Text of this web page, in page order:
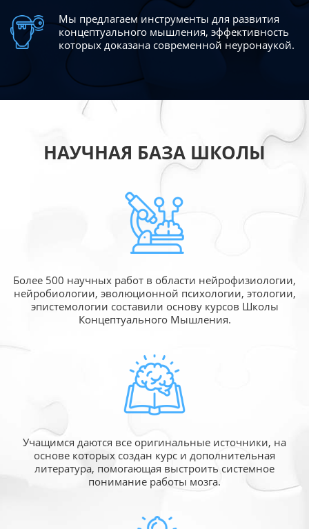
Мы предлагаем инструменты для развития
концептуального мышления, эффективность
которых доказана современной неуронаукой.
НАУЧНАЯ БАЗА ШКОЛЫ
Более 500 научных работ в области нейрофизиологии,
нейробиологии, эволюционной психологии, этологии,
эпистемологии составили основу курсов Школы
Концептуального Мышления.
Учащимся даются все оригинальные источники, на
основе которых создан курс и дополнительная
литература, помогающая выстроить системное
понимание работы мозга.